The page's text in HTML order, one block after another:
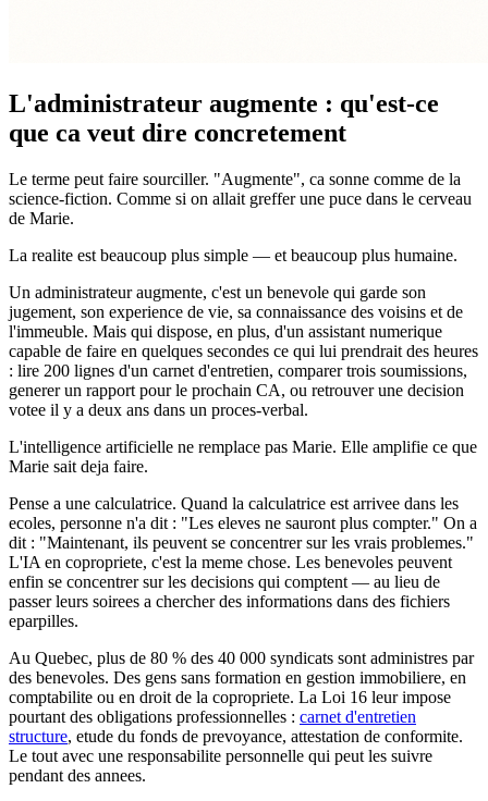
L'administrateur augmente : qu'est-ce
que ca veut dire concretement
Le terme peut faire sourciller. "Augmente", ca sonne comme de la
science-fiction. Comme si on allait greffer une puce dans le cerveau
de Marie.
La realite est beaucoup plus simple — et beaucoup plus humaine.
Un administrateur augmente, c'est un benevole qui garde son
jugement, son experience de vie, sa connaissance des voisins et de
l'immeuble. Mais qui dispose, en plus, d'un assistant numerique
capable de faire en quelques secondes ce qui lui prendrait des heures
: lire 200 lignes d'un carnet d'entretien, comparer trois soumissions,
generer un rapport pour le prochain CA, ou retrouver une decision
votee il y a deux ans dans un proces-verbal.
L'intelligence artificielle ne remplace pas Marie. Elle amplifie ce que
Marie sait deja faire.
Pense a une calculatrice. Quand la calculatrice est arrivee dans les
ecoles, personne n'a dit : "Les eleves ne sauront plus compter." On a
dit : "Maintenant, ils peuvent se concentrer sur les vrais problemes."
L'IA en copropriete, c'est la meme chose. Les benevoles peuvent
enfin se concentrer sur les decisions qui comptent — au lieu de
passer leurs soirees a chercher des informations dans des fichiers
eparpilles.
Au Quebec, plus de 80 % des 40 000 syndicats sont administres par
des benevoles. Des gens sans formation en gestion immobiliere, en
comptabilite ou en droit de la copropriete. La Loi 16 leur impose
pourtant des obligations professionnelles : carnet d'entretien
structure, etude du fonds de prevoyance, attestation de conformite.
Le tout avec une responsabilite personnelle qui peut les suivre
pendant des annees.